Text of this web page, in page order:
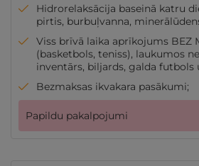
Hidrorelaksācija baseinā katru
pirtis, burbuļvanna,
Viss brīvā laika aprīkojums BEZ
(basketbols, teniss), laukumos
inventārs, biljards, galda futbols
Bezmaksas ikvakara pasākumi;
Papildu pakalpojumi